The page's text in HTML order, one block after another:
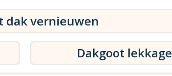
dak vernieuwen
Dakgoot lekkage